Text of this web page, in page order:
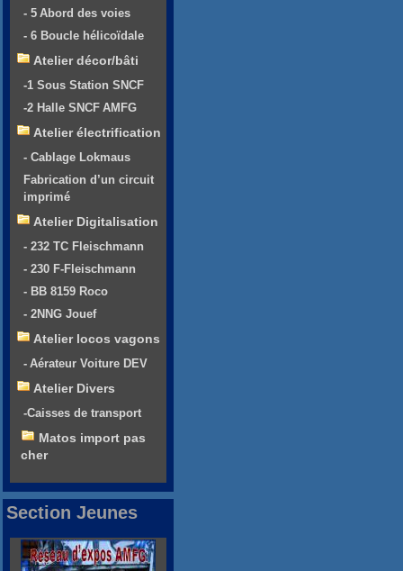
- 5 Abord des voies
- 6 Boucle hélicoïdale
Atelier décor/bâti
-1 Sous Station SNCF
-2 Halle SNCF AMFG
Atelier électrification
- Cablage Lokmaus
Fabrication d’un circuit
imprimé
Atelier Digitalisation
- 232 TC Fleischmann
- 230 F-Fleischmann
- BB 8159 Roco
- 2NNG Jouef
Atelier locos vagons
- Aérateur Voiture DEV
Atelier Divers
-Caisses de transport
Matos import pas
cher
Section Jeunes